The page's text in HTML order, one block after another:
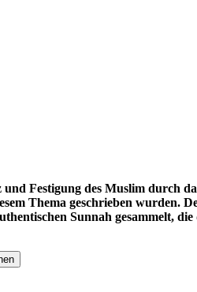
Thema geschrieben wurden.
Sunnah gesammelt,